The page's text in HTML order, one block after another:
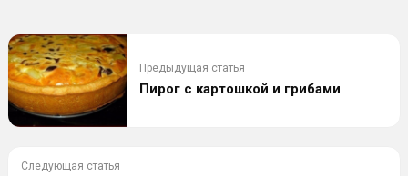
Предыдущая статья
Пирог с картошкой и грибами
Следующая статья